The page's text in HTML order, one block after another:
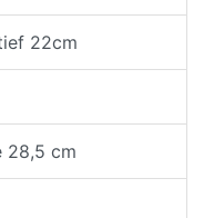
22cm
28,5 cm